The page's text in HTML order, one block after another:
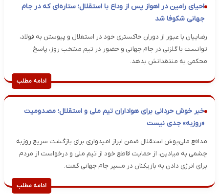
احیای رامین در اهواز پس از وداع با استقلال؛ ستاره‌ای که در جام
جهانی شکوفا شد
رضاییان با عبور از دوران خاکستری خود در استقلال و پیوستن به فولاد،
توانست با گلزنی در جام جهانی و حضور در تیم منتخب روز، پاسخ
محکمی به منتقدانش بدهد.
ادامه مطلب
خبر خوش حردانی برای هواداران تیم ملی و استقلال؛ مصدومیت
«روزبه» جدی نیست
مدافع ملی‌پوش استقلال ضمن ابراز امیدواری برای بازگشت سریع روزبه
چشمی به میادین، از حمایت قاطع خود از تیم ملی و درخواست از مردم
برای انرژی دادن به بازیکنان در مسیر جام جهانی گفت.
ادامه مطلب